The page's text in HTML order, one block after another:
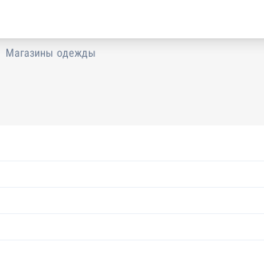
Магазины одежды